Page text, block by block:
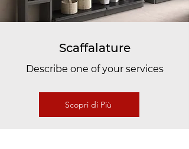
Scaffalature
Describe one of your services
Scopri di Più